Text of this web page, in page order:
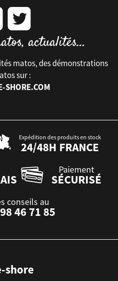
matos, des démonstrations
sur :
SHORE.COM
Expédition des produits en stock
24/48H FRANCE
Paiement
SÉCURISÉ
conseils au
46 71 85
shore